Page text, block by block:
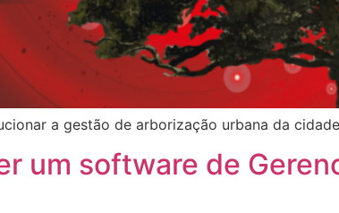
a gestão de arborização urbana da cidade
um software de